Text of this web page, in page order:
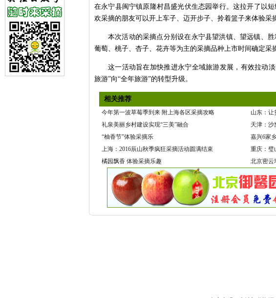
在永宁县闽宁镇原隆村昌盛光伏生态园举行。这拉开了以
欢采摘的朋友可以开上车子、迈开步子、拎着篮子来体验采
本次活动的采摘点分别设在永宁县望洪镇、望远镇、
葡萄、桃子、杏子、花卉等为主的采摘品种上市时间确定采
这一活动旨在加快推进永宁全域旅游发展，有效拉动
旅游”向“全年旅游”的转型升级。
相关推荐
今年第一波草莓季到来 附上海各区采摘攻略
山东：让
礼泉美丽乡村建设实现“三美”融合
天津：沙
“柚香节”体验采摘乐
嘉兴6家
上海：2016辰山秋季疯狂采摘活动圆满结束
重庆：璧
橘园飘香 体验采摘乐趣
北京密云